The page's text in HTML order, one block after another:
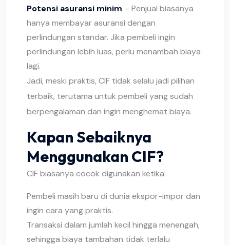
Potensi asuransi minim – Penjual biasanya
hanya membayar asuransi dengan
perlindungan standar. Jika pembeli ingin
perlindungan lebih luas, perlu menambah biaya
lagi.
Jadi, meski praktis, CIF tidak selalu jadi pilihan
terbaik, terutama untuk pembeli yang sudah
berpengalaman dan ingin menghemat biaya.
Kapan Sebaiknya
Menggunakan CIF?
CIF biasanya cocok digunakan ketika:
Pembeli masih baru di dunia ekspor-impor dan
ingin cara yang praktis.
Transaksi dalam jumlah kecil hingga menengah,
sehingga biaya tambahan tidak terlalu